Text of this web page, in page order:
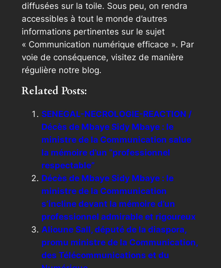
diffusées sur la toile. Sous peu, on rendra
accessibles à tout le monde d’autres
informations pertinentes sur le sujet
« Communication numérique efficace ». Par
voie de conséquence, visitez de manière
régulière notre blog.
Related Posts:
SENEGAL-NECROLOGIE-REACTION /
Décès de Mbaye Sidy Mbaye : le
ministre de la Communication salue
la mémoire d’un ”professionnel
respectable”
Décès de Mbaye Sidy Mbaye : le
ministre de la Communication
s’incline devant la mémoire d’un
professionnel admirable et rigoureux
Alioune Sall, député de la diaspora,
promu ministre de la Communication,
des Télécommunications et du